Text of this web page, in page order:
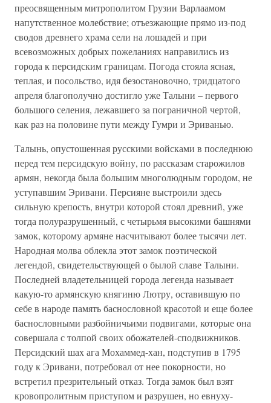
преосвященным митрополитом Грузии Варлаамом
напутственное молебствие; отъезжающие прямо из-под
сводов древнего храма сели на лошадей и при
всевозможных добрых пожеланиях направились из
города к персидским границам. Погода стояла ясная,
теплая, и посольство, идя безостановочно, тридцатого
апреля благополучно достигло уже Талыни – первого
большого селения, лежавшего за пограничной чертой,
как раз на половине пути между Гумри и Эриванью.
Талынь, опустошенная русскими войсками в последнюю
перед тем персидскую войну, по рассказам старожилов
армян, некогда была большим многолюдным городом, не
уступавшим Эривани. Персияне выстроили здесь
сильную крепость, внутри которой стоял древний, уже
тогда полуразрушенный, с четырьмя высокими башнями
замок, которому армяне насчитывают более тысячи лет.
Народная молва облекла этот замок поэтической
легендой, свидетельствующей о былой славе Талыни.
Последней владетельницей города легенда называет
какую-то армянскую княгиню Лютру, оставившую по
себе в народе память баснословной красотой и еще более
баснословными разбойничьими подвигами, которые она
совершала с толпой своих обожателей-сподвижников.
Персидский шах ага Мохаммед-хан, подступив в 1795
году к Эривани, потребовал от нее покорности, но
встретил презрительный отказ. Тогда замок был взят
кровопролитным приступом и разрушен, но евнуху-